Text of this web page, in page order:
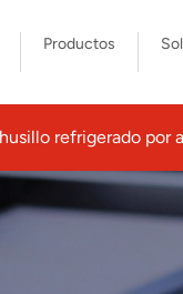
Productos
refrigerado por